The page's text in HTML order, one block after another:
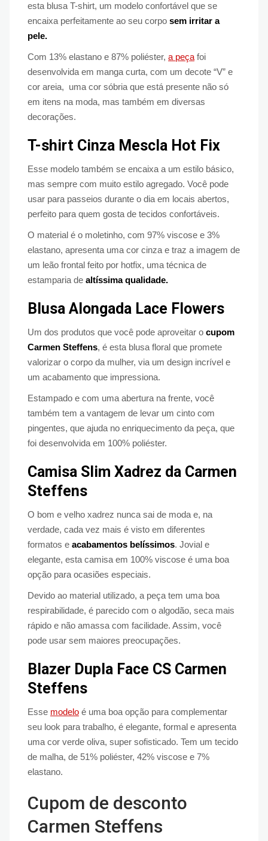
esta blusa T-shirt, um modelo confortável que se
encaixa perfeitamente ao seu corpo sem irritar a
pele.
Com 13% elastano e 87% poliéster, a peçafoi
desenvolvida em manga curta, com um decote “V” e
cor areia, uma cor sóbria que está presente não só
em itens na moda, mas também em diversas
decorações.
T-shirt Cinza Mescla Hot Fix
Esse modelo também se encaixa a um estilo básico,
mas sempre com muito estilo agregado. Você pode
usar para passeios durante o dia em locais abertos,
perfeito para quem gosta de tecidos confortáveis.
O material é o moletinho, com 97% viscose e 3%
elastano, apresenta uma cor cinza e traz a imagem de
um leão frontal feito por hotfix, uma técnica de
estamparia de altíssima qualidade.
Blusa Alongada Lace Flowers
Um dos produtos que você pode aproveitar o cupom
Carmen Steffens, é esta blusa floral que promete
valorizar o corpo da mulher, via um design incrível e
um acabamento que impressiona.
Estampado e com uma abertura na frente, você
também tem a vantagem de levar um cinto com
pingentes, que ajuda no enriquecimento da peça, que
foi desenvolvida em 100% poliéster.
Camisa Slim Xadrez da Carmen
Steffens
O bom e velho xadrez nunca sai de moda e, na
verdade, cada vez mais é visto em diferentes
formatos e acabamentos belíssimos. Jovial e
elegante, esta camisa em 100% viscose é uma boa
opção para ocasiões especiais.
Devido ao material utilizado, a peça tem uma boa
respirabilidade, é parecido com o algodão, seca mais
rápido e não amassa com facilidade. Assim, você
pode usar sem maiores preocupações.
Blazer Dupla Face CS Carmen
Steffens
Esse modelo é uma boa opção para complementar
seu look para trabalho, é elegante, formal e apresenta
uma cor verde oliva, super sofisticado. Tem um tecido
de malha, de 51% poliéster, 42% viscose e 7%
elastano.
Cupom de desconto
Carmen Steffens